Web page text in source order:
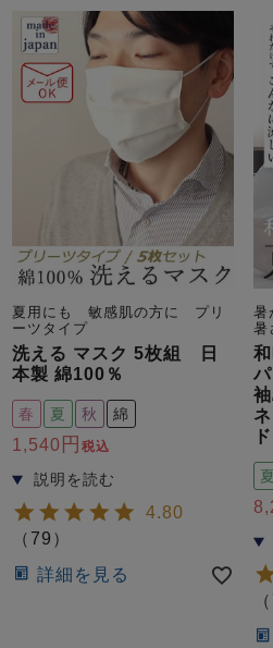
ガールズ上着
単品
ガールズ
ズボ
ン単品
- Item Ranking -
すべてのデザインのパジ
夏用にも 敏感肌の方に プリ
ーツタイプ
洗える マスク 5枚組 日
本製 綿100％
春 夏 秋 綿
1,540 税込
4.80
（ 79 ）
詳細を見る
暑
暑
夏
（